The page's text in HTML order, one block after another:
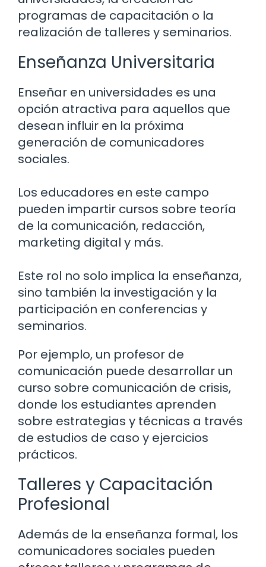
programas de capacitación o la
realización de talleres y seminarios.
Enseñanza Universitaria
Enseñar en universidades es una
opción atractiva para aquellos que
desean influir en la próxima
generación de comunicadores
sociales.
Los educadores en este campo
pueden impartir cursos sobre teoría
de la comunicación, redacción,
marketing digital y más.
Este rol no solo implica la enseñanza,
sino también la investigación y la
participación en conferencias y
seminarios.
Por ejemplo, un profesor de
comunicación puede desarrollar un
curso sobre comunicación de crisis,
donde los estudiantes aprenden
sobre estrategias y técnicas a través
de estudios de caso y ejercicios
prácticos.
Talleres y Capacitación
Profesional
Además de la enseñanza formal, los
comunicadores sociales pueden